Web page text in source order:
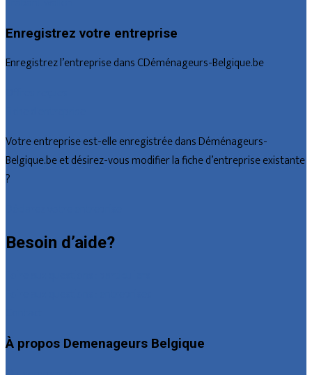
Enregistrez votre entreprise
Enregistrez l’entreprise dans CDéménageurs-Belgique.be
Votre entreprise est-elle enregistrée dans Déménageurs-
Belgique.be et désirez-vous modifier la fiche d’entreprise existante
?
Besoin d’aide?
À propos Demenageurs Belgique